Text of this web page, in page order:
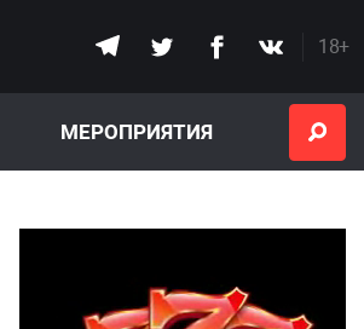
18+
МЕРОПРИЯТИЯ